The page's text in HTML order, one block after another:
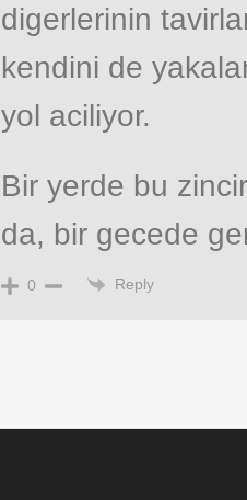
digerlerinin
kendini de
yol aciliyor.
Bir yerde bu
da, bir gecede
0 Reply